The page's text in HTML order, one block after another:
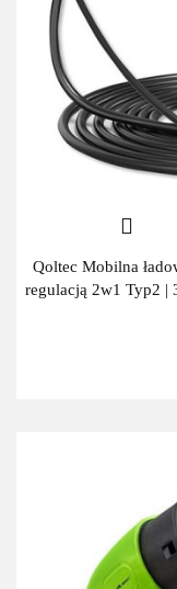
Qoltec Mobilna
regulacją 2w1 Typ2 |